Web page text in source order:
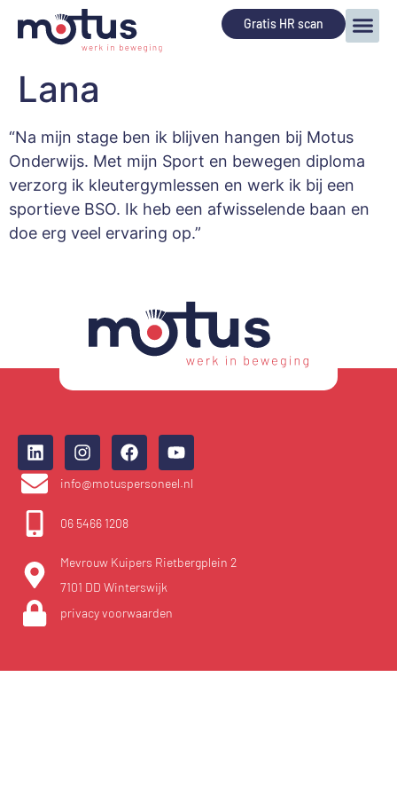
Gratis HR scan
Lana
“Na mijn stage ben ik blijven hangen bij Motus
Onderwijs. Met mijn Sport en bewegen diploma
verzorg ik kleutergymlessen en werk ik bij een
sportieve BSO. Ik heb een afwisselende baan en
doe erg veel ervaring op.”
info@motuspersoneel.nl
06 5466 1208
Mevrouw Kuipers Rietbergplein 2
7101 DD Winterswijk
privacy voorwaarden